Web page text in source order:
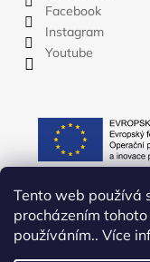
Tento web používá
procházením
používáním.. Více
Facebook
Instagram
Youtube